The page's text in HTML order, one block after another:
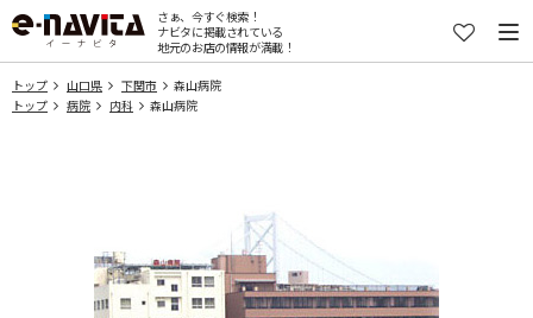
さぁ、今すぐ検索！
ナビタに掲載されている
地元のお店の情報が満載！
トップ 山口県 下関市
森山病院
トップ
病院 内科 森山病院